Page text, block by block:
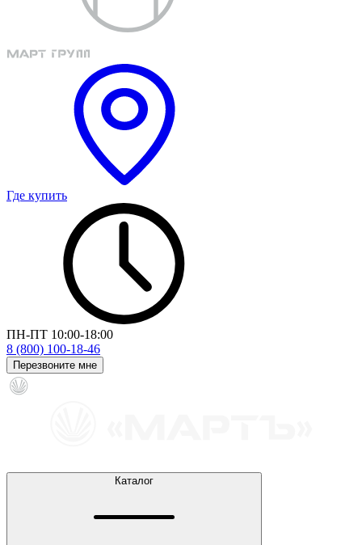
Где купить
ПН-ПТ 10:00-18:00
8 (800) 100-18-46
Перезвоните мне
Каталог